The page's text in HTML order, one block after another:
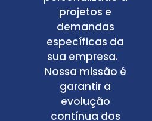
projetos e
demandas
específicas da
sua empresa.
Nossa missão é
garantir a
evolução
contínua dos